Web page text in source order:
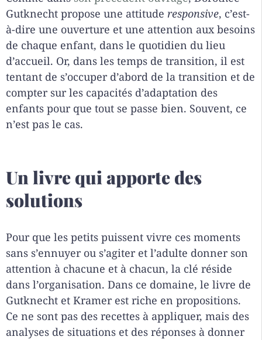
Gutknecht propose une attitude responsive, c’est-
à-dire une ouverture et une attention aux besoins
de chaque enfant, dans le quotidien du lieu
d’accueil. Or, dans les temps de transition, il est
tentant de s’occuper d’abord de la transition et de
compter sur les capacités d’adaptation des
enfants pour que tout se passe bien. Souvent, ce
n’est pas le cas.
Un livre qui apporte des
solutions
Pour que les petits puissent vivre ces moments
sans s’ennuyer ou s’agiter et l’adulte donner son
attention à chacune et à chacun, la clé réside
dans l’organisation. Dans ce domaine, le livre de
Gutknecht et Kramer est riche en propositions.
Ce ne sont pas des recettes à appliquer, mais des
analyses de situations et des réponses à donner